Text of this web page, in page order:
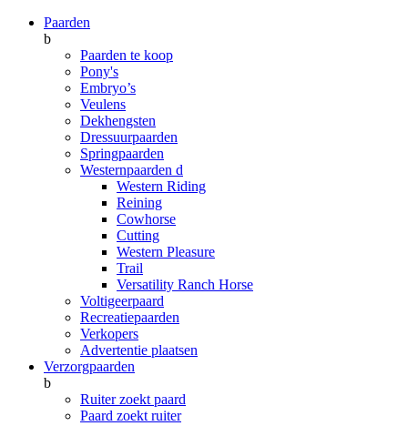
Paarden
b
Paarden te koop
Pony's
Embryo’s
Veulens
Dekhengsten
Dressuurpaarden
Springpaarden
Westernpaarden d
Western Riding
Reining
Cowhorse
Cutting
Western Pleasure
Trail
Versatility Ranch Horse
Voltigeerpaard
Recreatiepaarden
Verkopers
Advertentie plaatsen
Verzorgpaarden
b
Ruiter zoekt paard
Paard zoekt ruiter